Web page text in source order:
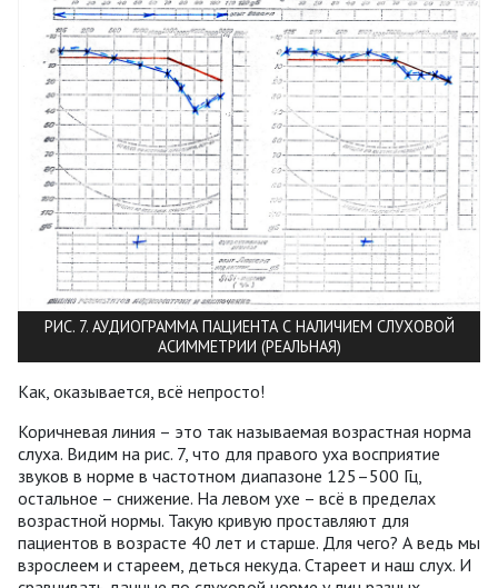
РИС. 7. АУДИОГРАММА ПАЦИЕНТА С НАЛИЧИЕМ СЛУХОВОЙ
АСИММЕТРИИ (РЕАЛЬНАЯ)
Как, оказывается, всё непросто!
Коричневая линия – это так называемая возрастная норма
слуха. Видим на рис. 7, что для правого уха восприятие
звуков в норме в частотном диапазоне 125–500 Гц,
остальное – снижение. На левом ухе – всё в пределах
возрастной нормы. Такую кривую проставляют для
пациентов в возрасте 40 лет и старше. Для чего? А ведь мы
взрослеем и стареем, деться некуда. Стареет и наш слух. И